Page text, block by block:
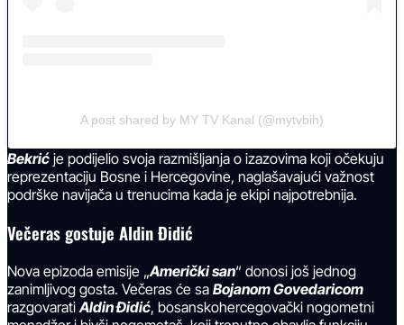
A post shared by MY TV Kanal (@mytvbih)
Bekrić je podijelio svoja razmišljanja o izazovima koji očekuju
reprezentaciju Bosne i Hercegovine, naglašavajući važnost
podrške navijača u trenucima kada je ekipi najpotrebnija.
Večeras gostuje Aldin Đidić
Nova epizoda emisije „Američki san“ donosi još jednog
zanimljivog gosta. Večeras će sa Bojanom Govedaricom
razgovarati Aldin Đidić, bosanskohercegovački nogometni